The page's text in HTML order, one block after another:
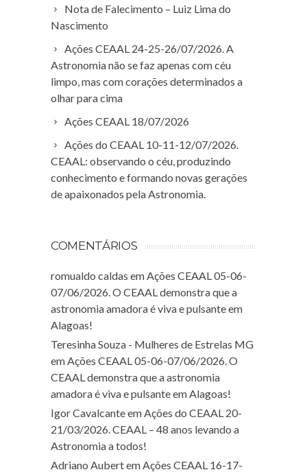
Nota de Falecimento – Luiz Lima do
Nascimento
Ações CEAAL 24-25-26/07/2026. A
Astronomia não se faz apenas com céu
limpo, mas com corações determinados a
olhar para cima
Ações CEAAL 18/07/2026
Ações do CEAAL 10-11-12/07/2026.
CEAAL: observando o céu, produzindo
conhecimento e formando novas gerações
de apaixonados pela Astronomia.
COMENTÁRIOS
romualdo caldas emAções CEAAL 05-06-
07/06/2026. O CEAAL demonstra que a
astronomia amadora é viva e pulsante em
Alagoas!
Teresinha Souza - Mulheres de Estrelas MG
emAções CEAAL 05-06-07/06/2026. O
CEAAL demonstra que a astronomia
amadora é viva e pulsante em Alagoas!
Igor CavalcanteemAções do CEAAL 20-
21/03/2026. CEAAL – 48 anos levando a
Astronomia a todos!
Adriano AubertemAções CEAAL 16-17-